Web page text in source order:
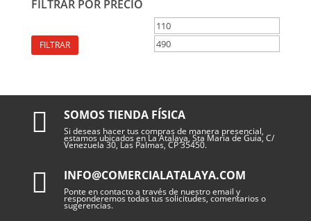
FILTRAR POR PRECIO
Precio
mínimo
FILTRAR
 SOMOS TIENDA FÍSICA
Si deseas hacer tus compras de manera presencial,
estamos ubicados en La Atalaya, Sta Maria de Guia, C/
Venezuela 30, Las Palmas, CP 35450.
 INFO@COMERCIALATALAYA.COM
Ponte en contacto a través de nuestro email y
responderemos todas tus solicitudes, comentarios o
sugerencias.